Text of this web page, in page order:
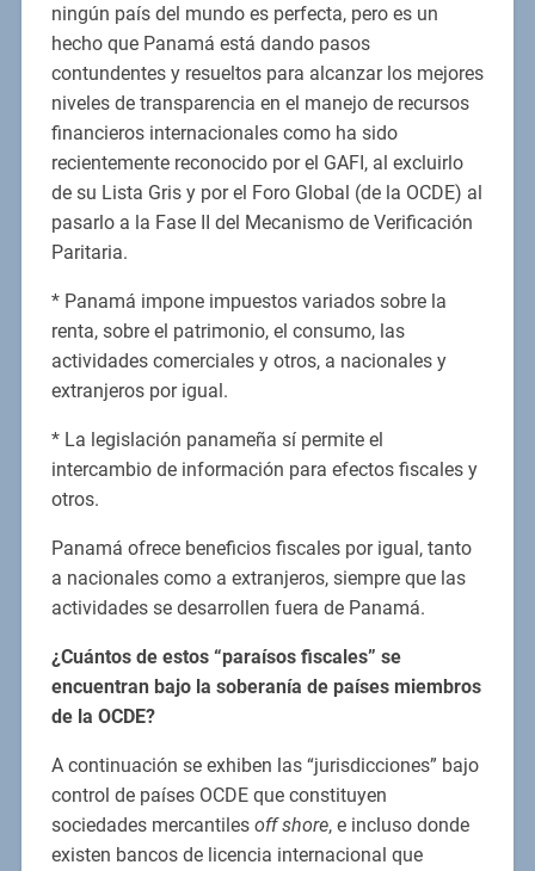
ningún país del mundo es perfecta, pero es un
hecho que Panamá está dando pasos
contundentes y resueltos para alcanzar los mejores
niveles de transparencia en el manejo de recursos
financieros internacionales como ha sido
recientemente reconocido por el GAFI, al excluirlo
de su Lista Gris y por el Foro Global (de la OCDE) al
pasarlo a la Fase II del Mecanismo de Verificación
Paritaria.
* Panamá impone impuestos variados sobre la
renta, sobre el patrimonio, el consumo, las
actividades comerciales y otros, a nacionales y
extranjeros por igual.
* La legislación panameña sí permite el
intercambio de información para efectos fiscales y
otros.
Panamá ofrece beneficios fiscales por igual, tanto
a nacionales como a extranjeros, siempre que las
actividades se desarrollen fuera de Panamá.
¿Cuántos de estos “paraísos fiscales” se
encuentran bajo la soberanía de países miembros
de la OCDE?
A continuación se exhiben las “jurisdicciones” bajo
control de países OCDE que constituyen
sociedades mercantiles off shore, e incluso donde
existen bancos de licencia internacional que